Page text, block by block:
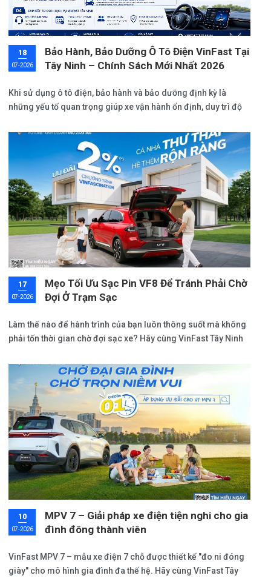
18
07-2026
Bảo Hành, Bảo Dưỡng Ô Tô Điện VinFast Tại
Tây Ninh – Chính Sách Mới Nhất 2026
Khi sử dụng ô tô điện, bảo hành và bảo dưỡng định kỳ là
những yếu tố quan trọng giúp xe vận hành ổn định, duy trì độ
dụng.
17
07-2026
Mẹo Tối Ưu Sạc Pin VF8 Để Tránh Phải Chờ
Đợi Ở Trạm Sạc
Làm thế nào để hành trình của bạn luôn thông suốt mà không
phải tốn thời gian chờ đợi sạc xe? Hãy cùng VinFast Tây Ninh
làm chủ công nghệ sạc pin, đồng thời cập nhật chi tiết về giá
lăn bánh VF8 mới nhất với nhiều ưu đãi hấp dẫn ngay trong bài
viết này.
10
07-2026
MPV 7 – Giải pháp xe điện tiện nghi cho gia
đình đông thành viên
VinFast MPV 7 – mẫu xe điện 7 chỗ được thiết kế "đo ni đóng
giày" cho mô hình gia đình đa thế hệ. Hãy cùng VinFast Tây